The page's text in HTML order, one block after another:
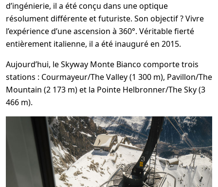
d’ingénierie, il a été conçu dans une optique
résolument différente et futuriste. Son objectif ? Vivre
l’expérience d’une ascension à 360°. Véritable fierté
entièrement italienne, il a été inauguré en 2015.
Aujourd’hui, le Skyway Monte Bianco comporte trois
stations : Courmayeur/The Valley (1 300 m), Pavillon/The
Mountain (2 173 m) et la Pointe Helbronner/The Sky (3
466 m).